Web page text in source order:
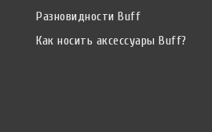
Разновидности Buff
Как носить аксессуары Buff?